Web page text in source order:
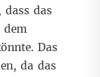
dass das
dem
Das
da das